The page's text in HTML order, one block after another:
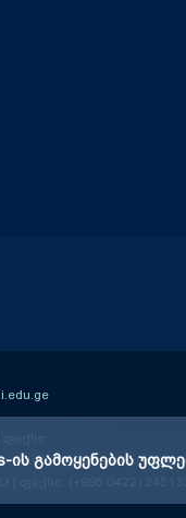
(+995 32) 2384406; (+995
ის გამოყენების